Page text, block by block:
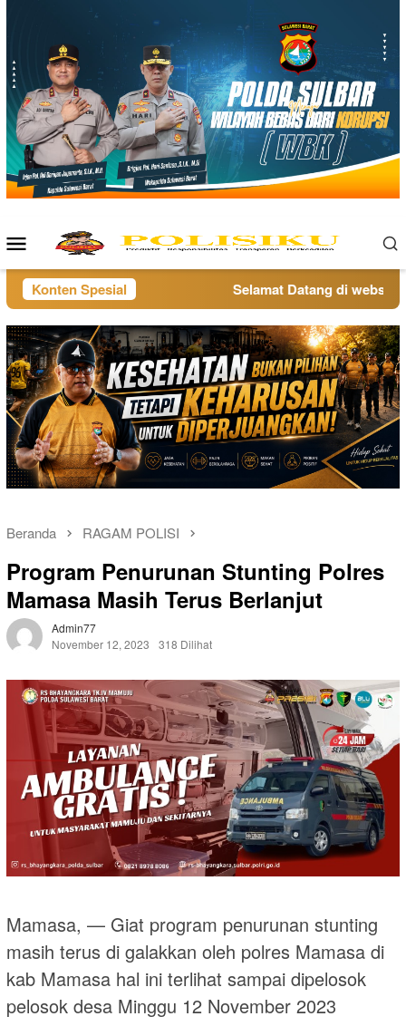
Menu
Mobile
Konten Spesial Selamat Datang di website
Beranda RAGAM POLISI
Program Penurunan Stunting Polres
Mamasa Masih Terus Berlanjut
Admin77
November 12, 2023
318 Dilihat
Mamasa, — Giat program penurunan stunting
masih terus di galakkan oleh polres Mamasa di
kab Mamasa hal ini terlihat sampai dipelosok
pelosok desa Minggu 12 November 2023